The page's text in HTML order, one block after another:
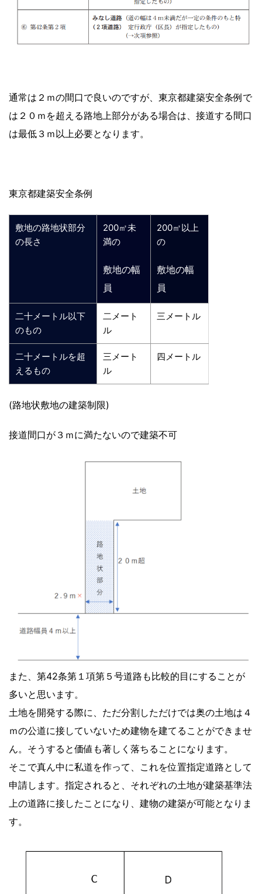
通常は２ｍの間口で良いのですが、東京都建築安全条例で
は２０ｍを超える路地上部分がある場合は、接道する間口
は最低３ｍ以上必要となります。
東京都建築安全条例
敷地の路地状部分
の長さ
200㎡未
満の
敷地の幅
員
200㎡以上
の
敷地の幅
員
二十メートル以下
のもの
二メート
ル
三メートル
二十メートルを超
えるもの
三メート
ル
四メートル
(路地状敷地の建築制限)
接道間口が３ｍに満たないので建築不可
また、第42条第１項第５号道路も比較的目にすることが
多いと思います。
土地を開発する際に、ただ分割しただけでは奥の土地は４
ｍの公道に接していないため建物を建てることができませ
ん。そうすると価値も著しく落ちることになります。
そこで真ん中に私道を作って、これを位置指定道路として
申請します。指定されると、それぞれの土地が建築基準法
上の道路に接したことになり、建物の建築が可能となりま
す。